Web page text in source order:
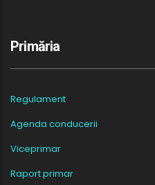
Primăria
Regulament
Agenda conducerii
Viceprimar
Raport primar